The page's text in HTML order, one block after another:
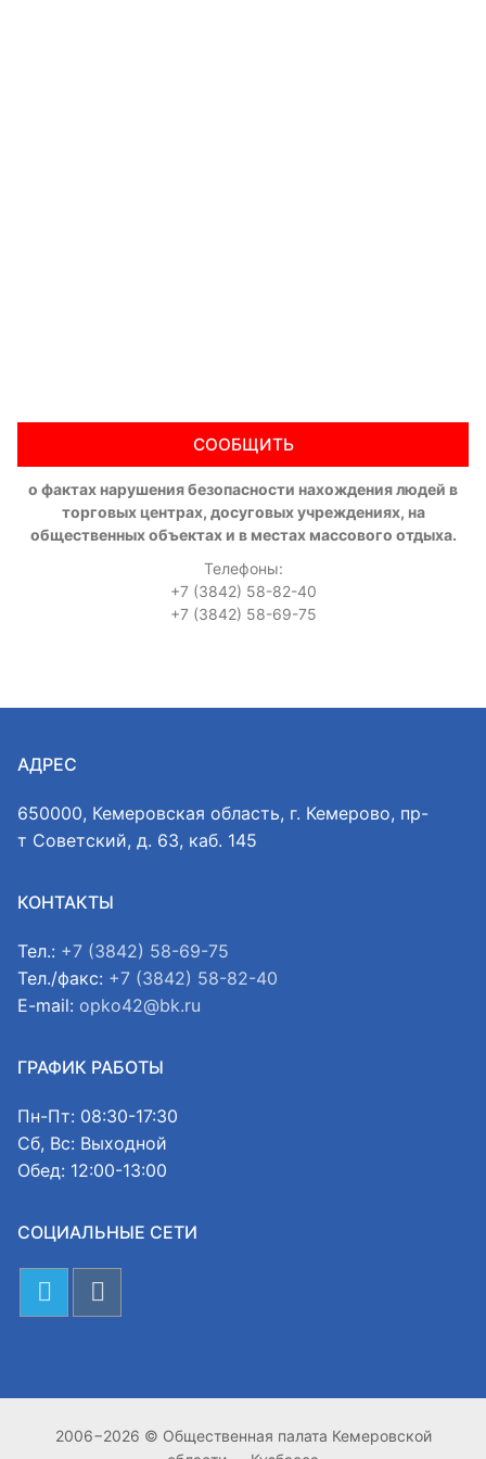
СООБЩИТЬ
о фактах нарушения безопасности нахождения людей в
торговых центрах, досуговых учреждениях, на
общественных объектах и в местах массового отдыха.
Телефоны:
+7 (3842) 58-82-40
+7 (3842) 58-69-75
АДРЕС
650000, Кемеровская область, г. Кемерово, пр-
т Советский, д. 63, каб. 145
КОНТАКТЫ
Тел.: +7 (3842) 58-69-75
Тел./факс: +7 (3842) 58-82-40
E-mail: opko42@bk.ru
ГРАФИК РАБОТЫ
Пн-Пт: 08:30-17:30
Сб, Вс: Выходной
Обед: 12:00-13:00
СОЦИАЛЬНЫЕ СЕТИ
2006−2026 © Общественная палата Кемеровской